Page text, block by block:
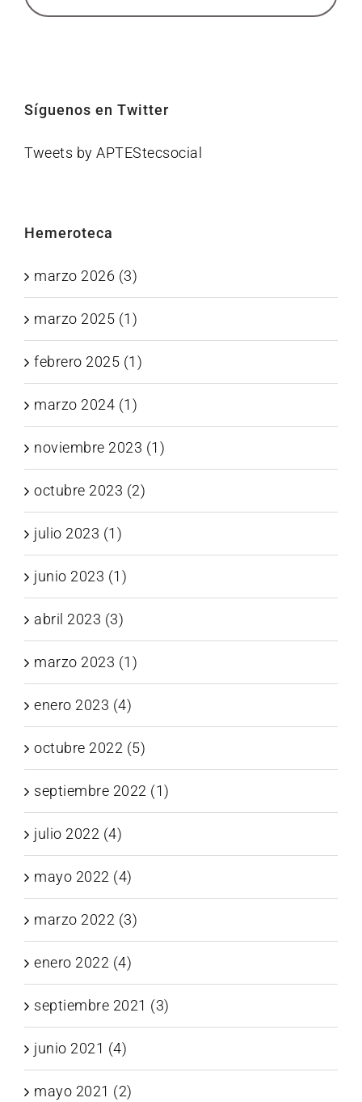
Síguenos en Twitter
Tweets by APTEStecsocial
Hemeroteca
marzo 2026 (3)
marzo 2025 (1)
febrero 2025 (1)
marzo 2024 (1)
noviembre 2023 (1)
octubre 2023 (2)
julio 2023 (1)
junio 2023 (1)
abril 2023 (3)
marzo 2023 (1)
enero 2023 (4)
octubre 2022 (5)
septiembre 2022 (1)
julio 2022 (4)
mayo 2022 (4)
marzo 2022 (3)
enero 2022 (4)
septiembre 2021 (3)
junio 2021 (4)
mayo 2021 (2)